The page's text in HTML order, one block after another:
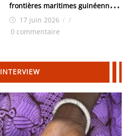
frontières maritimes guinéennes:
Idrissa Chérif écrit au ministre
des Hydrocarbures
17 juin 2026 / /
0 commentaire
INTERVIEW